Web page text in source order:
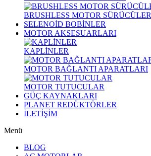
BRUSHLESS MOTOR SÜRÜCÜLER
SELENOİD BOBİNLER
MOTOR AKSESUARLARI
KAPLİNLER
MOTOR BAĞLANTI APARATLARI
MOTOR TUTUCULAR
GÜÇ KAYNAKLARI
PLANET REDÜKTÖRLER
İLETİŞİM
Menü
BLOG